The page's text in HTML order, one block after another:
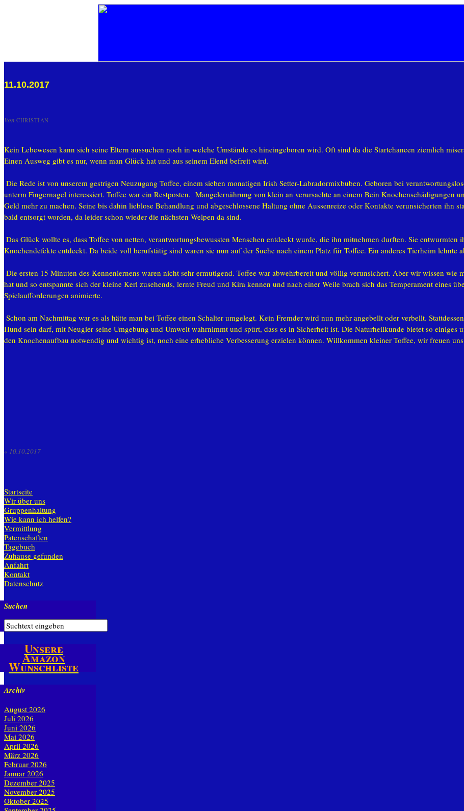
11.10.2017
Von CHRISTIAN
Kein Lebewesen kann sich seine Eltern aussuchen noch in welche Umstände es hineingeboren wird. Oft sind da die Startchancen ziemlich
Einen Ausweg gibt es nur, wenn man Glück hat und aus seinem Elend befreit wird.
Die Rede ist von unserem gestrigen Neuzugang Toffee, einem sieben monatigen Irish Setter-Labradormixbuben. Geboren bei
unterm Fingernagel interessiert. Toffee war ein Restposten. Mangelernährung von klein an verursachte an einem Bein Knochenschädigungen
Geld mehr zu machen. Seine bis dahin lieblose Behandlung und abgeschlossene Haltung ohne Aussenreize oder Kontakte verunsicherten ihn
bald entsorgt worden, da leider schon wieder die nächsten Welpen da sind.
Das Glück wollte es, dass Toffee von netten, verantwortungsbewussten Menschen entdeckt wurde, die ihn mitnehmen durften. Sie
Knochendefekte entdeckt. Da beide voll berufstätig sind waren sie nun auf der Suche nach einem Platz für Toffee. Ein anderes Tierheim lehnte
Die ersten 15 Minuten des Kennenlernens waren nicht sehr ermutigend. Toffee war abwehrbereit und völlig verunsichert. Aber wir wissen wie
hat und so entspannte sich der kleine Kerl zusehends, lernte Freud und Kira kennen und nach einer Weile brach sich das Temperament eines
Spielaufforderungen animierte.
Schon am Nachmittag war es als hätte man bei Toffee einen Schalter umgelegt. Kein Fremder wird nun mehr angebellt oder verbellt.
Hund sein darf, mit Neugier seine Umgebung und Umwelt wahrnimmt und spürt, dass es in Sicherheit ist. Die Naturheilkunde bietet so
den Knochenaufbau notwendig und wichtig ist, noch eine erhebliche Verbesserung erzielen können. Willkommen kleiner Toffee, wir freuen
« 10.10.2017
Startseite
Wir über uns
Gruppenhaltung
Wie kann ich helfen?
Vermittlung
Patenschaften
Tagebuch
Zuhause gefunden
Anfahrt
Kontakt
Datenschutz
Suchen
Unsere
Amazon
Wunschliste
Archiv
August 2026
Juli 2026
Juni 2026
Mai 2026
April 2026
März 2026
Februar 2026
Januar 2026
Dezember 2025
November 2025
Oktober 2025